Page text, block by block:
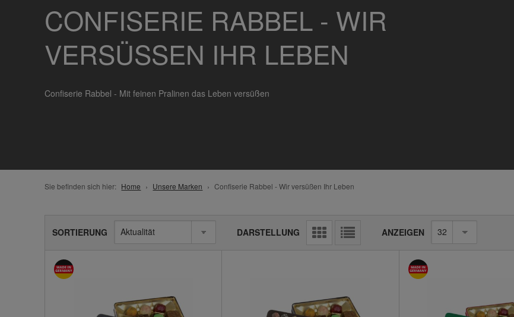
CONFISERIE RABBEL - WIR
VERSÜSSEN IHR LEBEN
Confiserie Rabbel - Mit feinen Pralinen das Leben versüßen
Sie befinden sich hier: Home Unsere Marken Confiserie Rabbel - Wir versüßen Ihr Leben
SORTIERUNG DARSTELLUNG RasterListe ANZEIGEN